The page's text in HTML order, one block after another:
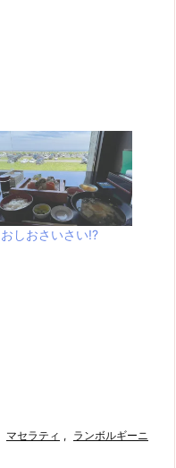
おしおさいさい!?
マセラティ , ランボルギーニ